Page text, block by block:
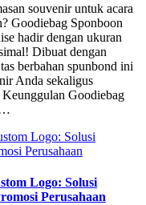
souvenir untuk acara
Goodiebag Sponboon
hadir dengan ukuran
Dibuat dengan
berbahan spunbond ini
Anda sekaligus
Keunggulan Goodiebag
…
Logo: Solusi
Perusahaan